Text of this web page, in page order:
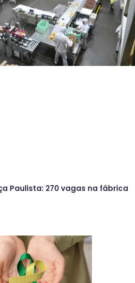
Paulista: 270 vagas na fábrica